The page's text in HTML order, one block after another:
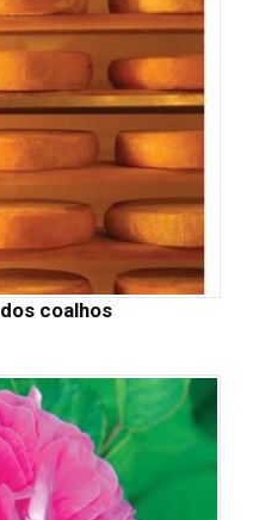
coalhos